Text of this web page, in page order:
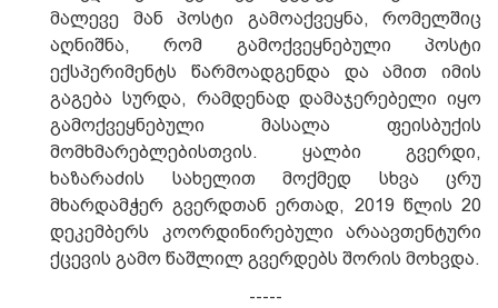
მალევე მან პოსტი გამოაქვეყნა, რომელშიც
აღნიშნა, რომ გამოქვეყნებული პოსტი
ექსპერიმენტს წარმოადგენდა და ამით იმის
გაგება სურდა, რამდენად დამაჯერებელი იყო
გამოქვეყნებული მასალა ფეისბუქის
მომხმარებლებისთვის. ყალბი გვერდი,
ხაზარაძის სახელით მოქმედ სხვა ცრუ
მხარდამჭერ გვერდთან ერთად, 2019 წლის 20
დეკემბერს კოორდინირებული არაავთენტური
ქცევის გამო წაშლილ გვერდებს შორის მოხვდა.
-----